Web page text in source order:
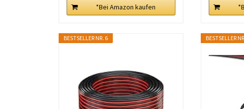
*Bei Amazon kaufen
BESTSELLER NR. 6 BESTSELLER